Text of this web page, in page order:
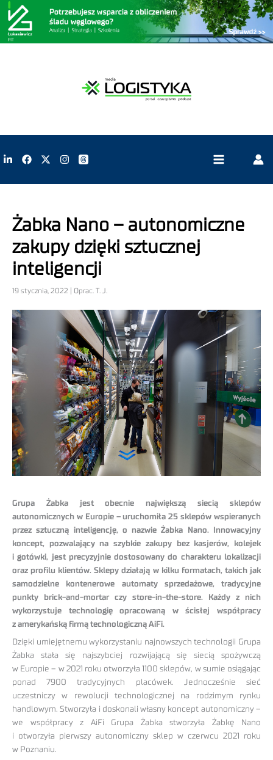
Żabka Nano – autonomiczne
zakupy dzięki sztucznej
inteligencji
19 stycznia, 2022 | Oprac. T. J.
Grupa Żabka jest obecnie największą siecią sklepów
autonomicznych w Europie – uruchomiła 25 sklepów wspieranych
przez sztuczną inteligencję, o nazwie Żabka Nano. Innowacyjny
koncept, pozwalający na szybkie zakupy bez kasjerów, kolejek
i gotówki, jest precyzyjnie dostosowany do charakteru lokalizacji
oraz profilu klientów. Sklepy działają w kilku formatach, takich jak
samodzielne kontenerowe automaty sprzedażowe, tradycyjne
punkty brick-and-mortar czy store-in-the-store. Każdy z nich
wykorzystuje technologię opracowaną w ścisłej współpracy
z amerykańską firmą technologiczną AiFi.
Dzięki umiejętnemu wykorzystaniu najnowszych technologii Grupa
Żabka stała się najszybciej rozwijającą się siecią spożywczą
w Europie – w 2021 roku otworzyła 1100 sklepów, w sumie osiągając
ponad 7900 tradycyjnych placówek. Jednocześnie sieć
uczestniczy w rewolucji technologicznej na rodzimym rynku
handlowym. Stworzyła i doskonali własny koncept autonomiczny –
we współpracy z AiFi Grupa Żabka stworzyła Żabkę Nano
i otworzyła pierwszy autonomiczny sklep w czerwcu 2021 roku
w Poznaniu.